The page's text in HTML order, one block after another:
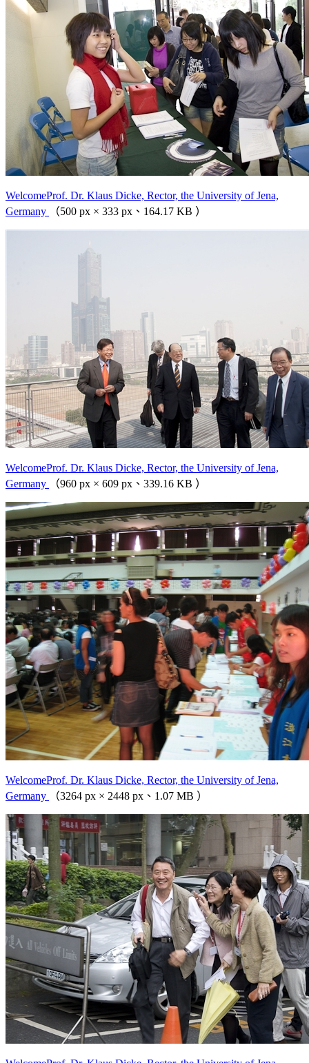
WelcomeProf. Dr. Klaus Dicke, Rector, the University of Jena,
Germany
（500 px × 333 px、164.17 KB ）
WelcomeProf. Dr. Klaus Dicke, Rector, the University of Jena,
Germany
（960 px × 609 px、339.16 KB ）
WelcomeProf. Dr. Klaus Dicke, Rector, the University of Jena,
Germany
（3264 px × 2448 px、1.07 MB ）